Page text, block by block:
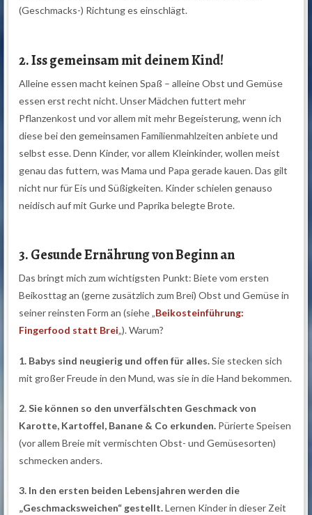
(Geschmacks-) Richtung es einschlägt.
2. Iss gemeinsam mit deinem Kind!
Alleine essen macht keinen Spaß – alleine Obst und Gemüse
essen erst recht nicht. Unser Mädchen futtert mehr
Pflanzenkost und vor allem mit mehr Begeisterung, wenn ich
diese bei den gemeinsamen Familienmahlzeiten anbiete und
selbst esse. Denn Kinder, vor allem Kleinkinder, wollen meist
genau das futtern, was Mama und Papa gerade kauen. Das gilt
nicht nur für Eis und Süßigkeiten. Kinder schielen genauso
neidisch auf mit Gurke und Paprika belegte Brote.
3. Gesunde Ernährung von Beginn an
Das bringt mich zum wichtigsten Punkt: Biete vom ersten
Beikosttag an (gerne zusätzlich zum Brei) Obst und Gemüse in
seiner reinsten Form an (siehe „Beikosteinführung:
Fingerfood statt Brei„). Warum?
1. Babys sind neugierig und offen für alles.Sie stecken sich
mit großer Freude in den Mund, was sie in die Hand bekommen.
2. Sie können so den unverfälschten Geschmack von
Karotte, Kartoffel, Banane & Co erkunden. Pürierte Speisen
(vor allem Breie mit vermischten Obst- und Gemüsesorten)
schmecken anders.
3. In den ersten beiden Lebensjahren werden die
„Geschmacksweichen“ gestellt.Lernen Kinder in dieser Zeit